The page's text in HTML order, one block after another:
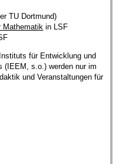
TU Dortmund)
Mathematik in LSF
für Entwicklung und
(IEEM, s.o.) werden nur im
und Veranstaltungen für